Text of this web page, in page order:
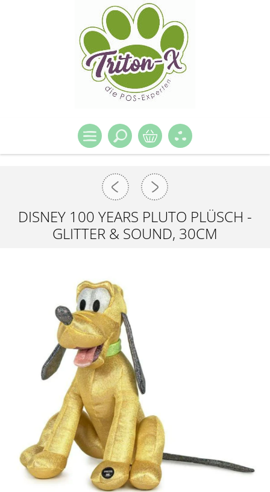
DISNEY 100 YEARS PLUTO PLÜSCH -
GLITTER & SOUND, 30CM